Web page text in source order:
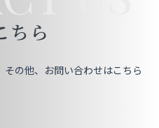
ちら
の他、お問い合わせはこちら